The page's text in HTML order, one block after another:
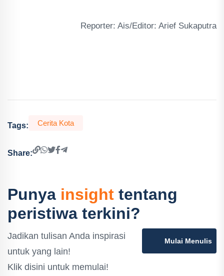
Reporter: Ais/Editor: Arief Sukaputra
Tags: Cerita Kota
Share:
Punya insight tentang
peristiwa terkini?
Jadikan tulisan Anda inspirasi
untuk yang lain!
Klik disini untuk memulai!
Mulai Menulis